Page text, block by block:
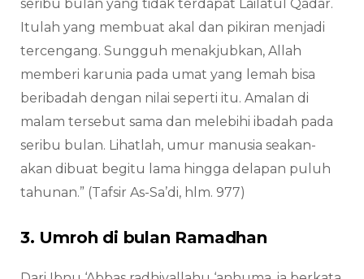
seribu bulan yang tidak terdapat Lailatul Qadar.
Itulah yang membuat akal dan pikiran menjadi
tercengang. Sungguh menakjubkan, Allah
memberi karunia pada umat yang lemah bisa
beribadah dengan nilai seperti itu. Amalan di
malam tersebut sama dan melebihi ibadah pada
seribu bulan. Lihatlah, umur manusia seakan-
akan dibuat begitu lama hingga delapan puluh
tahunan.” (Tafsir As-Sa’di, hlm. 977)
3. Umroh di bulan Ramadhan